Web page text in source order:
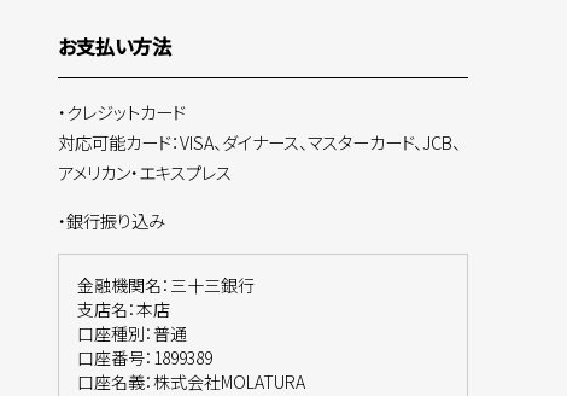
お支払い方法
・クレジットカード
対応可能カード：VISA、ダイナース、マスターカード、JCB、
アメリカン・エキスプレス
・銀行振り込み
金融機関名：三十三銀行
支店名：本店
口座種別：普通
口座番号：1899389
口座名義：株式会社MOLATURA